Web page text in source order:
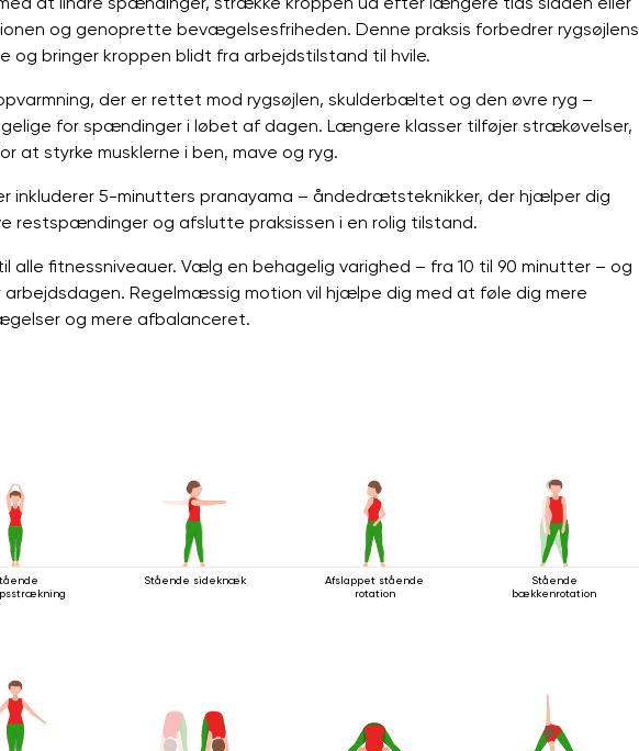
og genoprette bevægelsesfriheden. Denne praksis forbedrer rygsøjlens
og bringer kroppen blidt fra arbejdstilstand til hvile.
der er rettet mod rygsøjlen, skulderbæltet og den øvre ryg –
for spændinger i løbet af dagen. Længere klasser tilføjer strækøvelser,
at styrke musklerne i ben, mave og ryg.
inkluderer 5-minutters pranayama – åndedrætsteknikker, der hjælper dig
restspændinger og afslutte praksissen i en rolig tilstand.
alle fitnessniveauer. Vælg en behagelig varighed – fra 10 til 90 minutter – og
arbejdsdagen. Regelmæssig motion vil hjælpe dig med at føle dig mere
og mere afbalanceret.
Stående sideknæk
Afslappet stående
rotation
Stående
bækkenrotation